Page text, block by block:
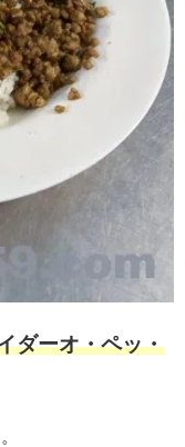
ダーオ・ペッ・